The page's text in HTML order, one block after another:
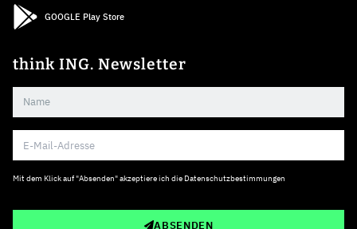
GOOGLE Play Store
think ING. Newsletter
Mit dem Klick auf "Absenden" akzeptiere ich die Datenschutzbestimmungen
ABSENDEN